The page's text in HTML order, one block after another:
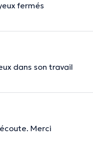
fermés
dans son travail
Merci